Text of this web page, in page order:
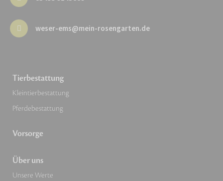
weser-ems@mein-rosengarten.de
Tierbestattung
Kleintierbestattung
Pferdebestattung
Vorsorge
Über uns
Unsere Werte